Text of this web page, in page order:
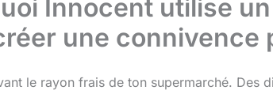
Innocent utilise
une connivence
le rayon frais de ton supermarché. Des